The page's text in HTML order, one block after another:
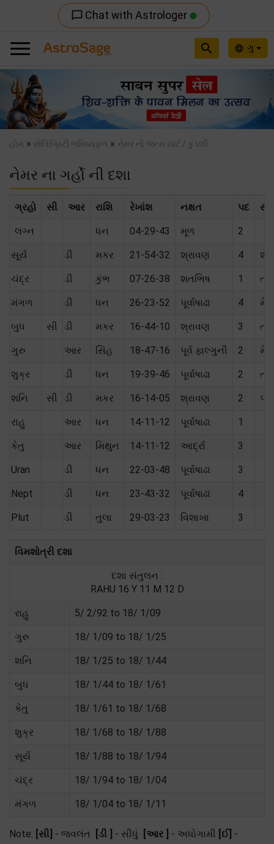
chat_bubble_outline Chat with Astrologer
language ગુ
search
Previous
હોમ » સેલિબ્રિટી ભવિષ્યફળ » નેમર નો જન્મ ચાર્ટ / કુંડલી
નેમર ના ગર્હો ની દશા
ગ્રહો સી આર રાશિ રેખાંશ નક્ષત પદ
લગ્ન ધન 04-29-43 મૂળ 2
સૂર્ય ડી મકર 21-54-32 શ્રાવણ 4
ચંદ્ર ડી કુંભ 07-26-38 શતભિષ 1
મંગળ ડી ધન 26-23-52 પૂર્વાષાઢા 4
બુધ સી ડી મકર 16-44-10 શ્રાવણ 3
ગુરુ આર સિંહ 18-47-16 પૂર્વ ફાલ્ગુની 2
શુક્ર ડી ધન 19-39-46 પૂર્વાષાઢા 2
શનિ સી ડી મકર 16-14-05 શ્રાવણ 2
રાહુ આર ધન 14-11-12 પૂર્વાષાઢા 1
કેતુ આર મિથુન 14-11-12 આર્દ્રા 3
Uran ડી ધન 22-03-48 પૂર્વાષાઢા 3
Nept ડી ધન 23-43-32 પૂર્વાષાઢા 4
Plut ડી તુલા 29-03-23 વિશાખા 3
વિમશોત્રી દશા
દશા સંતુલન :
RAHU 16 Y 11 M 12 D
રાહુ 5/ 2/92 to 18/ 1/09
ગુરુ 18/ 1/09 to 18/ 1/25
શનિ 18/ 1/25 to 18/ 1/44
બુધ 18/ 1/44 to 18/ 1/61
કેતુ 18/ 1/61 to 18/ 1/68
શુક્ર 18/ 1/68 to 18/ 1/88
સૂર્ય 18/ 1/88 to 18/ 1/94
ચંદ્ર 18/ 1/94 to 18/ 1/04
મંગળ 18/ 1/04 to 18/ 1/11
Note: [સી] - જ્વલંત [ડી ] - સીધું [આર ] - અધોગામી [ઈ] -